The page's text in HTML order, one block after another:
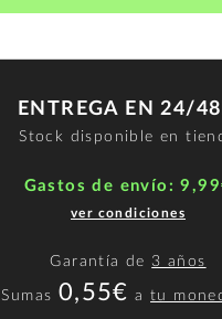
ENTREGA EN 24/
Stock disponible en
Gastos de envío:
ver condiciones
Garantía de 3 años
Sumas 0,55€ atu